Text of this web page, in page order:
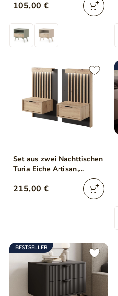
105,00 €
Set aus zwei Nachttischen
Turia Eiche Artisan,
215,00 €
BESTSELLER